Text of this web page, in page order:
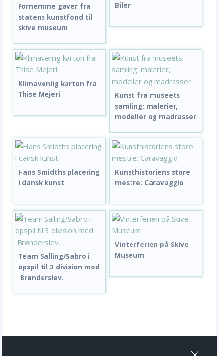
Fornemme gaver fra
statens kunstfond til
skive museum
Biler
Klimavenlig karton fra
Thise Mejeri
Kunst fra museets
samling: malerier,
modeller og madrasser
Hans Smidths placering
i dansk kunst
Kunsthistoriens store
mestre: Caravaggio
Team Salling/Sabro i
opspil til 3 division mod
Brønderslev.
Vinterferien på Skive
Museum